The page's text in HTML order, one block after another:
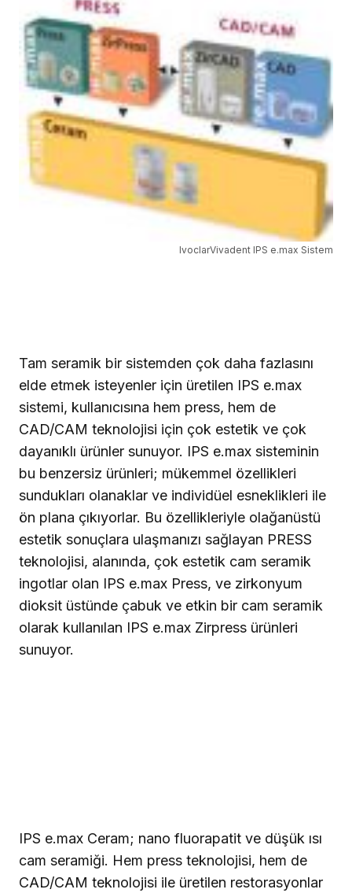
IvoclarVivadent IPS e.max Sistem
Tam seramik bir sistemden çok daha fazlasını
elde etmek isteyenler için üretilen IPS e.max
sistemi, kullanıcısına hem press, hem de
CAD/CAM teknolojisi için çok estetik ve çok
dayanıklı ürünler sunuyor. IPS e.max sisteminin
bu benzersiz ürünleri; mükemmel özellikleri
sundukları olanaklar ve individüel esneklikleri ile
ön plana çıkıyorlar. Bu özellikleriyle olağanüstü
estetik sonuçlara ulaşmanızı sağlayan PRESS
teknolojisi, alanında, çok estetik cam seramik
ingotlar olan IPS e.max Press, ve zirkonyum
dioksit üstünde çabuk ve etkin bir cam seramik
olarak kullanılan IPS e.max Zirpress ürünleri
sunuyor.
IPS e.max Ceram; nano fluorapatit ve düşük ısı
cam seramiği. Hem press teknolojisi, hem de
CAD/CAM teknolojisi ile üretilen restorasyonlar